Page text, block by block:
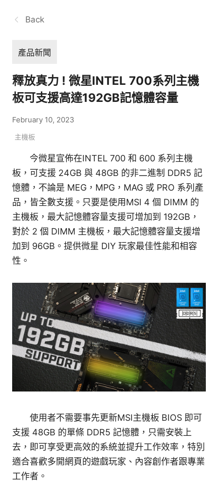
Back
產品新聞
釋放真力 ! 微星INTEL 700系列主機
板可支援高達192GB記憶體容量
February 10, 2023
主機板
今微星宣佈在INTEL 700 和 600 系列主機
板，可支援 24GB 與 48GB 的非二進制 DDR5 記
憶體，不論是 MEG，MPG，MAG 或 PRO 系列產
品，皆全數支援。只要是使用MSI 4 個 DIMM 的
主機板，最大記憶體容量支援可增加到 192GB，
對於 2 個 DIMM 主機板，最大記憶體容量支援增
加到 96GB。提供微星 DIY 玩家最佳性能和相容
性。
使用者不需要事先更新MSI主機板 BIOS 即可
支援 48GB 的單條 DDR5 記憶體，只需安裝上
去，即可享受更高效的系統並提升工作效率，特別
適合喜歡多開網頁的遊戲玩家、內容創作者跟專業
工作者。